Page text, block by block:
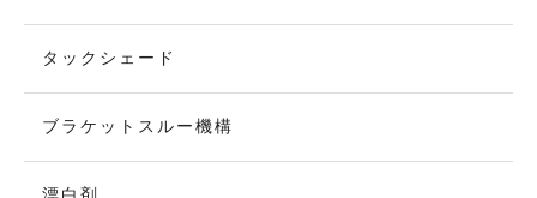
タックシェード
ブラケットスルー機構